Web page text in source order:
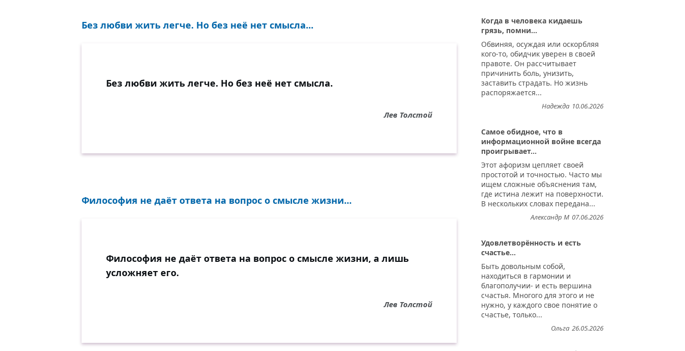
Без любви жить легче. Но без неё нет смысла...
Без любви жить легче. Но без неё нет смысла.
Лев Толстой
Философия не даёт ответа на вопрос о смысле жизни...
Философия не даёт ответа на вопрос о смысле жизни, а лишь
усложняет его.
Лев Толстой
Когда в человека кидаешь
грязь, помни...
Обвиняя, осуждая или оскорбляя
кого-то, обидчик уверен в своей
правоте. Он рассчитывает
причинить боль, унизить,
заставить страдать. Но жизнь
распоряжается...
10.06.2026
Надежда
Самое обидное, что в
информационной войне всегда
проигрывает...
Этот афоризм цепляет своей
простотой и точностью. Часто мы
ищем сложные объяснения там,
где истина лежит на поверхности.
В нескольких словах передана...
07.06.2026
Александр М
Удовлетворённость и есть
счастье...
Быть довольным собой,
находиться в гармонии и
благополучии- и есть вершина
счастья. Многого для этого и не
нужно, у каждого свое понятие о
счастье, только...
26.05.2026
Ольга